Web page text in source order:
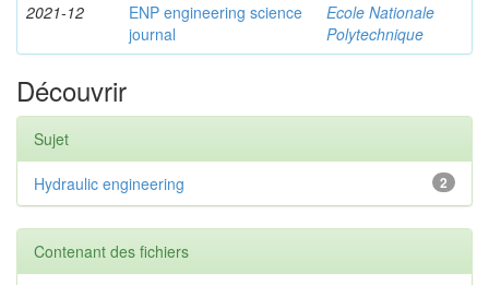
2021-12
ENP engineering science
journal
Ecole Nationale
Polytechnique
Découvrir
Sujet
2
Hydraulic engineering
Contenant des fichiers